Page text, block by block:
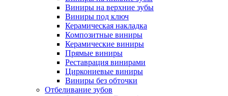
Виниры на верхние зубы
Виниры под ключ
Керамическая накладка
Композитные виниры
Керамические виниры
Прямые виниры
Реставрация винирами
Циркониевые виниры
Виниры без обточки
Отбеливание зубов